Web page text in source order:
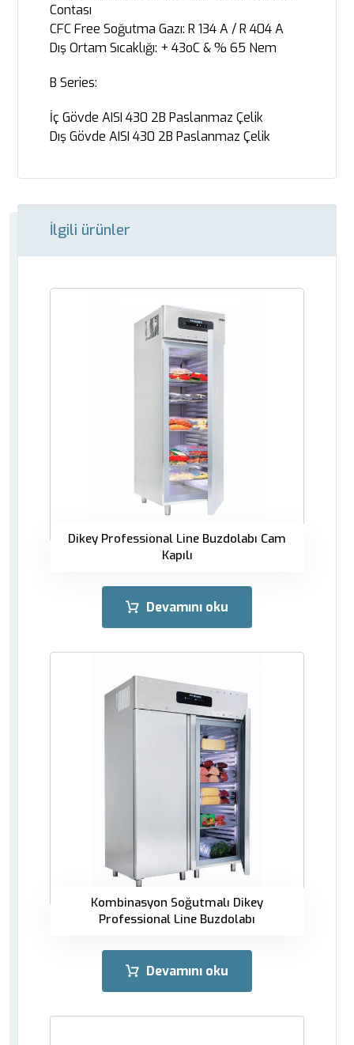
Contası
CFC Free Soğutma Gazı: R 134 A / R 404 A
Dış Ortam Sıcaklığı: + 43oC & % 65 Nem
B Series:
İç Gövde AISI 430 2B Paslanmaz Çelik
Dış Gövde AISI 430 2B Paslanmaz Çelik
İlgili ürünler
Dikey Professional Line Buzdolabı Cam
Kapılı
Devamını oku
Kombinasyon Soğutmalı Dikey
Professional Line Buzdolabı
Devamını oku